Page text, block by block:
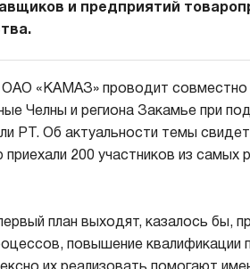
и предприятий
«КАМАЗ» проводит совместно
Челны и региона Закамье при
РТ. Об актуальности темы
200 участников из самых
план выходят, казалось бы,
повышение квалификации